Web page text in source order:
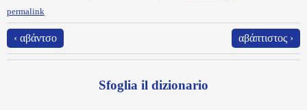
permalink
‹ αβάντσο αβάπτιστος ›
Sfoglia il dizionario